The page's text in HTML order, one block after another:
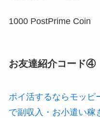
1000 PostPrime Coin
お友達紹介コード
ポイ活するならモッピ
で副収入・お小遣い稼